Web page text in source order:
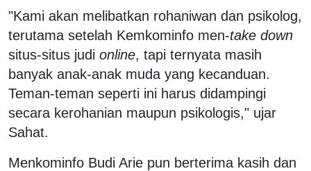
"Kami akan melibatkan rohaniwan dan psikolog,
terutama setelah Kemkominfo men-take down
situs-situs judi online, tapi ternyata masih
banyak anak-anak muda yang kecanduan.
Teman-teman seperti ini harus didampingi
secara kerohanian maupun psikologis," ujar
Sahat.
Menkominfo Budi Arie pun berterima kasih dan